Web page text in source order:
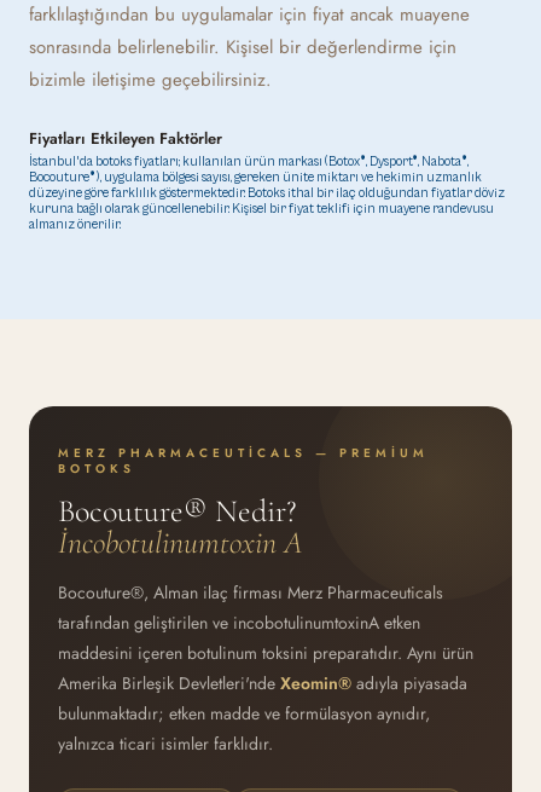
farklılaştığından bu uygulamalar için fiyat ancak muayene
sonrasında belirlenebilir. Kişisel bir değerlendirme için
bizimle iletişime geçebilirsiniz.
Fiyatları Etkileyen Faktörler
İstanbul'da botoks fiyatları; kullanılan ürün markası (Botox®, Dysport®, Nabota®,
Bocouture®), uygulama bölgesi sayısı, gereken ünite miktarı ve hekimin uzmanlık
düzeyine göre farklılık göstermektedir. Botoks ithal bir ilaç olduğundan fiyatlar döviz
kuruna bağlı olarak güncellenebilir. Kişisel bir fiyat teklifi için muayene randevusu
almanız önerilir.
MERZ PHARMACEUTICALS — PREMIUM
BOTOKS
Bocouture® Nedir?
İncobotulinumtoxin A
Bocouture®, Alman ilaç firması Merz Pharmaceuticals
tarafından geliştirilen ve incobotulinumtoxinA etken
maddesini içeren botulinum toksini preparatıdır. Aynı ürün
Amerika Birleşik Devletleri'nde Xeomin® adıyla piyasada
bulunmaktadır; etken madde ve formülasyon aynıdır,
yalnızca ticari isimler farklıdır.